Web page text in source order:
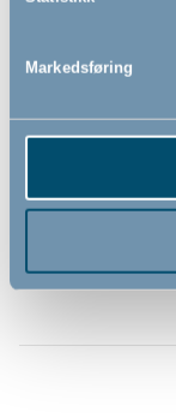
Markedsføring